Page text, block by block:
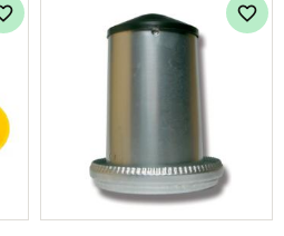
Lägg till i favoriter